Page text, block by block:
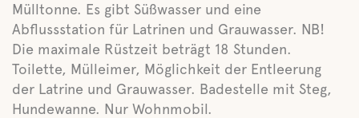
Mülltonne. Es gibt Süßwasser und eine
Abflussstation für Latrinen und Grauwasser. NB!
Die maximale Rüstzeit beträgt 18 Stunden.
Toilette, Mülleimer, Möglichkeit der Entleerung
der Latrine und Grauwasser. Badestelle mit Steg,
Hundewanne. Nur Wohnmobil.